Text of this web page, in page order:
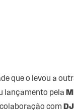
que o levou a
lançamento pela
com